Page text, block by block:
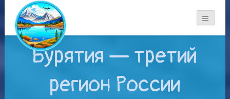
Бурятия — третий
регион России